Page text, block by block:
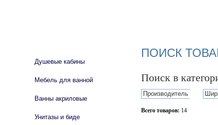
ПОИСК
Поиск в
Производитель
Всего товаров: 14
Душевые кабины
Мебель для ванной
Ванны акриловые
Унитазы и биде